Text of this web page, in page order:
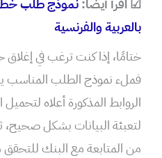
بالعربية والفرنسية
ختامًا، إذا كنت ترغب في
فملء نموذج الطلب المناسب
الروابط المذكورة أعلاه لتحميل
لتعبئة البيانات بشكل صحيح،
من المتابعة مع البنك